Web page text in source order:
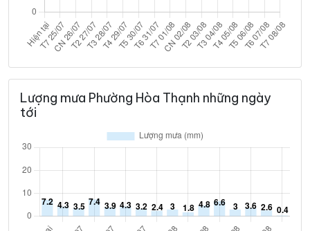
Lượng mưa Phường Hòa Thạnh những ngày
tới